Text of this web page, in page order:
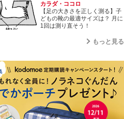
カラダ・ココロ
【足の大きさを正しく測る】子
どもの靴の最適サイズは？ 月に
1回は測り直そう！
もっと見る